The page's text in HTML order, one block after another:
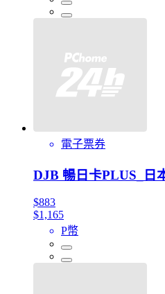
電子票券
DJB 暢日卡PLUS_日
$883
$1,165
P幣